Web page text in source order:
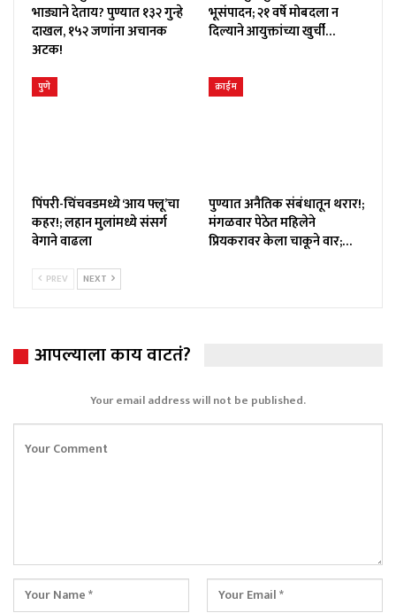
भाड्याने देताय? पुण्यात १३२ गुन्हे
दाखल, १५२ जणांना अचानक
अटक!
भूसंपादन; २१ वर्षे मोबदला न
दिल्याने आयुक्तांच्या खुर्ची…
पुणे
पिंपरी-चिंचवडमध्ये ‘आय फ्लू’चा
कहर!; लहान मुलांमध्ये संसर्ग
वेगाने वाढला
क्राईम
पुण्यात अनैतिक संबंधातून थरार!;
मंगळवार पेठेत महिलेने
प्रियकरावर केला चाकूने वार;…
PREV NEXT
आपल्याला काय वाटतं?
Your email address will not be published.